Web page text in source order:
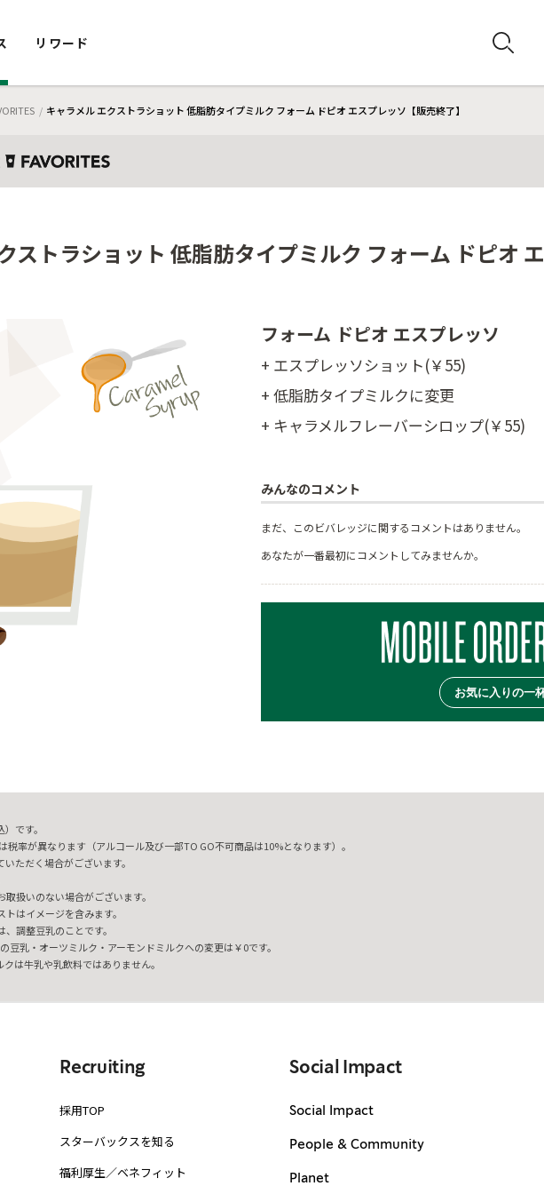
リワード
キャラメル エクストラショット 低脂肪タイプミルク フォーム ドピオ エスプレッソ【販売終了】
ストラショット 低脂肪タイプミルク フォーム ドピオ
フォーム ドピオ エスプレッソ
+ エスプレッソショット(￥55)
+ 低脂肪タイプミルクに変更
+ キャラメルフレーバーシロップ(￥55)
みんなのコメント
まだ、このビバレッジに関するコメントはありません。
あなたが一番最初にコメントしてみませんか。
お気に入りの一
です。
率が異なります（アルコール及び一部TO GO不可商品は10%となります）。
ただく場合がございます。
扱いのない場合がございます。
はイメージを含みます。
調整豆乳のことです。
豆乳・オーツミルク・アーモンドミルクへの変更は￥0です。
は牛乳や乳飲料ではありません。
Recruiting
採用TOP
スターバックスを知る
福利厚生／ベネフィット
Social Impact
Social Impact
People & Community
Planet